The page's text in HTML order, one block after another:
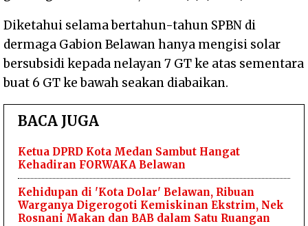
Diketahui selama bertahun-tahun SPBN di
dermaga Gabion Belawan hanya mengisi solar
bersubsidi kepada nelayan 7 GT ke atas sementara
buat 6 GT ke bawah seakan diabaikan.
BACA JUGA
Ketua DPRD Kota Medan Sambut Hangat
Kehadiran FORWAKA Belawan
Kehidupan di 'Kota Dolar' Belawan, Ribuan
Warganya Digerogoti Kemiskinan Ekstrim, Nek
Rosnani Makan dan BAB dalam Satu Ruangan